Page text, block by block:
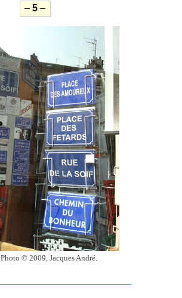
–5 –
Photo © 2009, Jacques André.